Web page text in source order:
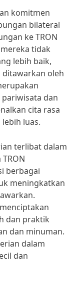
komitmen
bilateral
ke TRON
tidak
lebih baik,
ditawarkan oleh
dan
cita rasa
luas.
terlibat dalam
berbagai
meningkatkan
dan praktik
dan minuman.
dalam
dan